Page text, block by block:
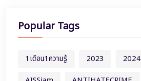
Popular Tags
1เดือน1ความรู้ 2023 2024